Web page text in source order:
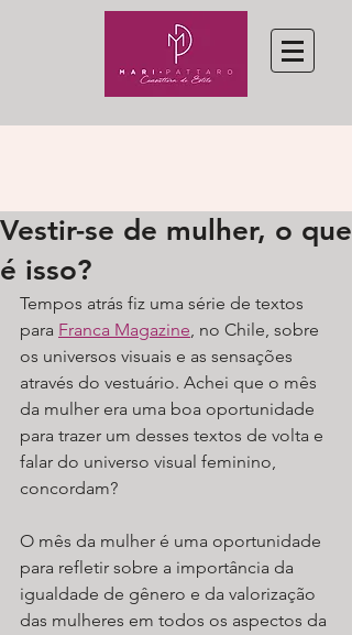
Vestir-se de mulher, o que
é isso?
Tempos atrás fiz uma série de textos
para Franca Magazine, no Chile, sobre
os universos visuais e as sensações
através do vestuário. Achei que o mês
da mulher era uma boa oportunidade
para trazer um desses textos de volta e
falar do universo visual feminino,
concordam?
O mês da mulher é uma oportunidade
para refletir sobre a importância da
igualdade de gênero e da valorização
das mulheres em todos os aspectos da